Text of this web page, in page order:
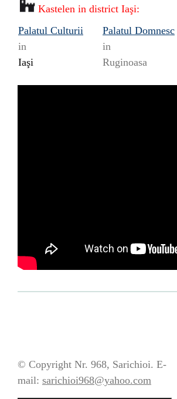
Kastelen in district Iaşi:
Palatul Culturii
in
Iaşi
Palatul Domnesc
in
Ruginoasa
© Copyright Nr. 968, Sarichioi. E-
mail: sarichioi968@yahoo.com